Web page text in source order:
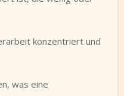
konzentriert und
was eine